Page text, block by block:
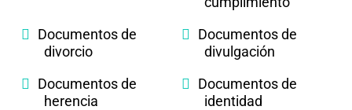
Documentos de
divorcio
Documentos de
divulgación
Documentos de
herencia
Documentos de
identidad